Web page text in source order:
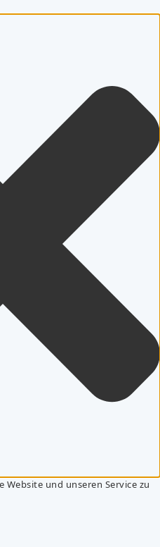
Website und unseren Service zu